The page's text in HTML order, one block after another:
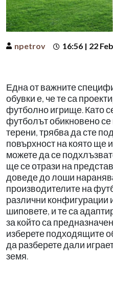
npetrov 16:56 | 22
Една от важните
обувки е, че те са
футболно игрище. Като
футболът обикновено се
терени, трябва да сте
повърхност на която ще
можете да се
ще се отрази на
доведе до лоши
производителите на
различни конфигурации
шиповете, и те са
за който са
изберете подходящите
да разберете дали
земя.